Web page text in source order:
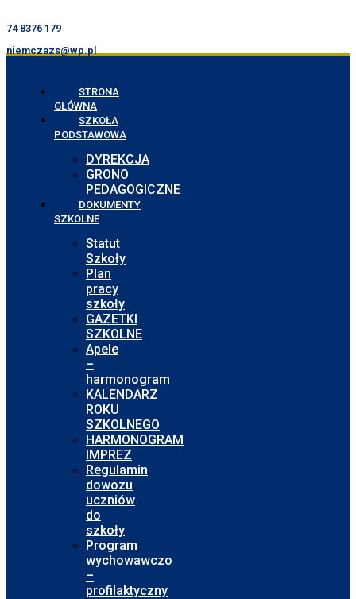
74 8376 179
niemczazs@wp.pl
STRONA
GŁÓWNA
SZKOŁA
PODSTAWOWA
DYREKCJA
GRONO
PEDAGOGICZNE
DOKUMENTY
SZKOLNE
Statut
Szkoły
Plan
pracy
szkoły
GAZETKI
SZKOLNE
Apele
–
harmonogram
KALENDARZ
ROKU
SZKOLNEGO
HARMONOGRAM
IMPREZ
Regulamin
dowozu
uczniów
do
szkoły
Program
wychowawczo
–
profilaktyczny